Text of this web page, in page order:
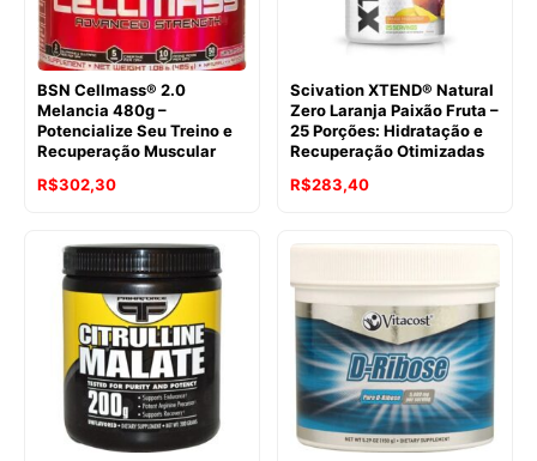
BSN Cellmass® 2.0
Melancia 480g –
Potencialize Seu Treino e
Recuperação Muscular
R$302,30
Scivation XTEND® Natural
Zero Laranja Paixão Fruta –
25 Porções: Hidratação e
Recuperação Otimizadas
R$283,40